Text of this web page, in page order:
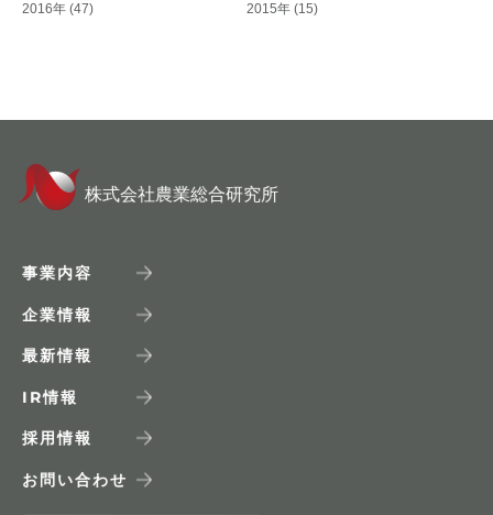
2016年 (47) 2015年 (15)
株式会社農業総合研究所
事業内容
企業情報
最新情報
IR情報
採用情報
お問い合わせ